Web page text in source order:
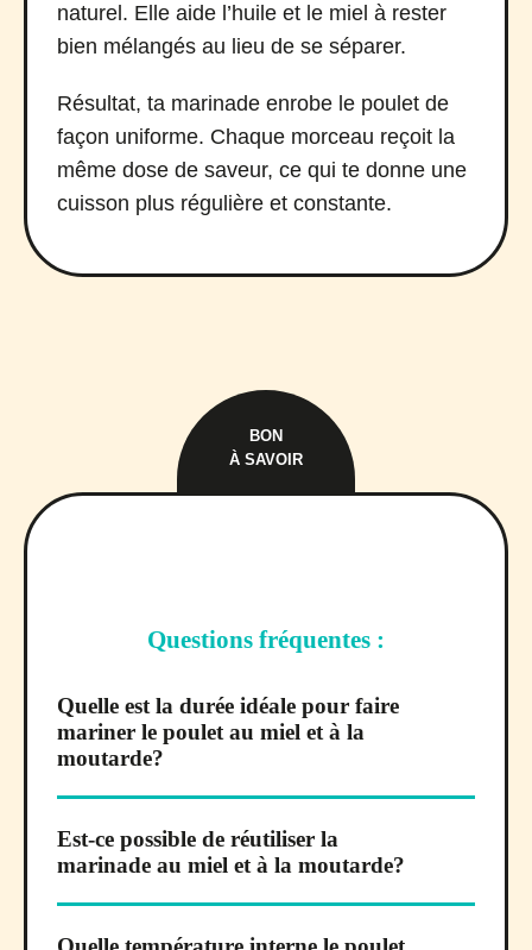
naturel. Elle aide l’huile et le miel à rester
bien mélangés au lieu de se séparer.
Résultat, ta marinade enrobe le poulet de
façon uniforme. Chaque morceau reçoit la
même dose de saveur, ce qui te donne une
cuisson plus régulière et constante.
BON
À SAVOIR
Questions fréquentes :
Quelle est la durée idéale pour faire
mariner le poulet au miel et à la
moutarde?
Est-ce possible de réutiliser la
marinade au miel et à la moutarde?